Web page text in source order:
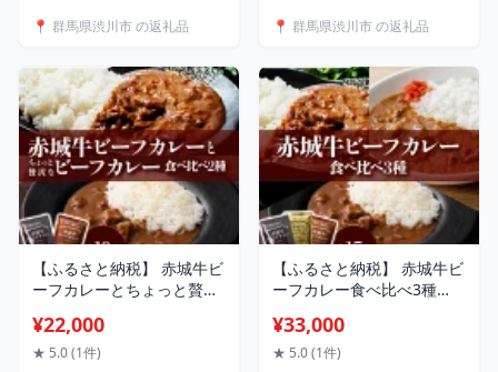
📍 群馬県渋川市 の返礼品
📍 群馬県渋川市 の返礼品
【ふるさと納税】 赤城牛ビ
ーフカレーとちょっと贅沢
個） F4H-0836
¥22,000
★ 5.0 (1件)
【ふるさと納税】 赤城牛ビ
ーフカレー食べ比べ3種
¥33,000
★ 5.0 (1件)